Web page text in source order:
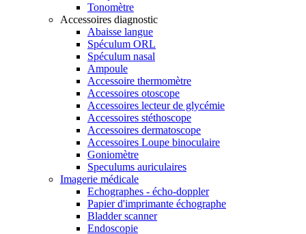
Tonomètre
Accessoires diagnostic
Abaisse langue
Spéculum ORL
Spéculum nasal
Ampoule
Accessoire thermomètre
Accessoires otoscope
Accessoires lecteur de glycémie
Accessoires stéthoscope
Accessoires dermatoscope
Accessoires Loupe binoculaire
Goniomètre
Speculums auriculaires
Imagerie médicale
Echographes - écho-doppler
Papier d'imprimante échographe
Bladder scanner
Endoscopie